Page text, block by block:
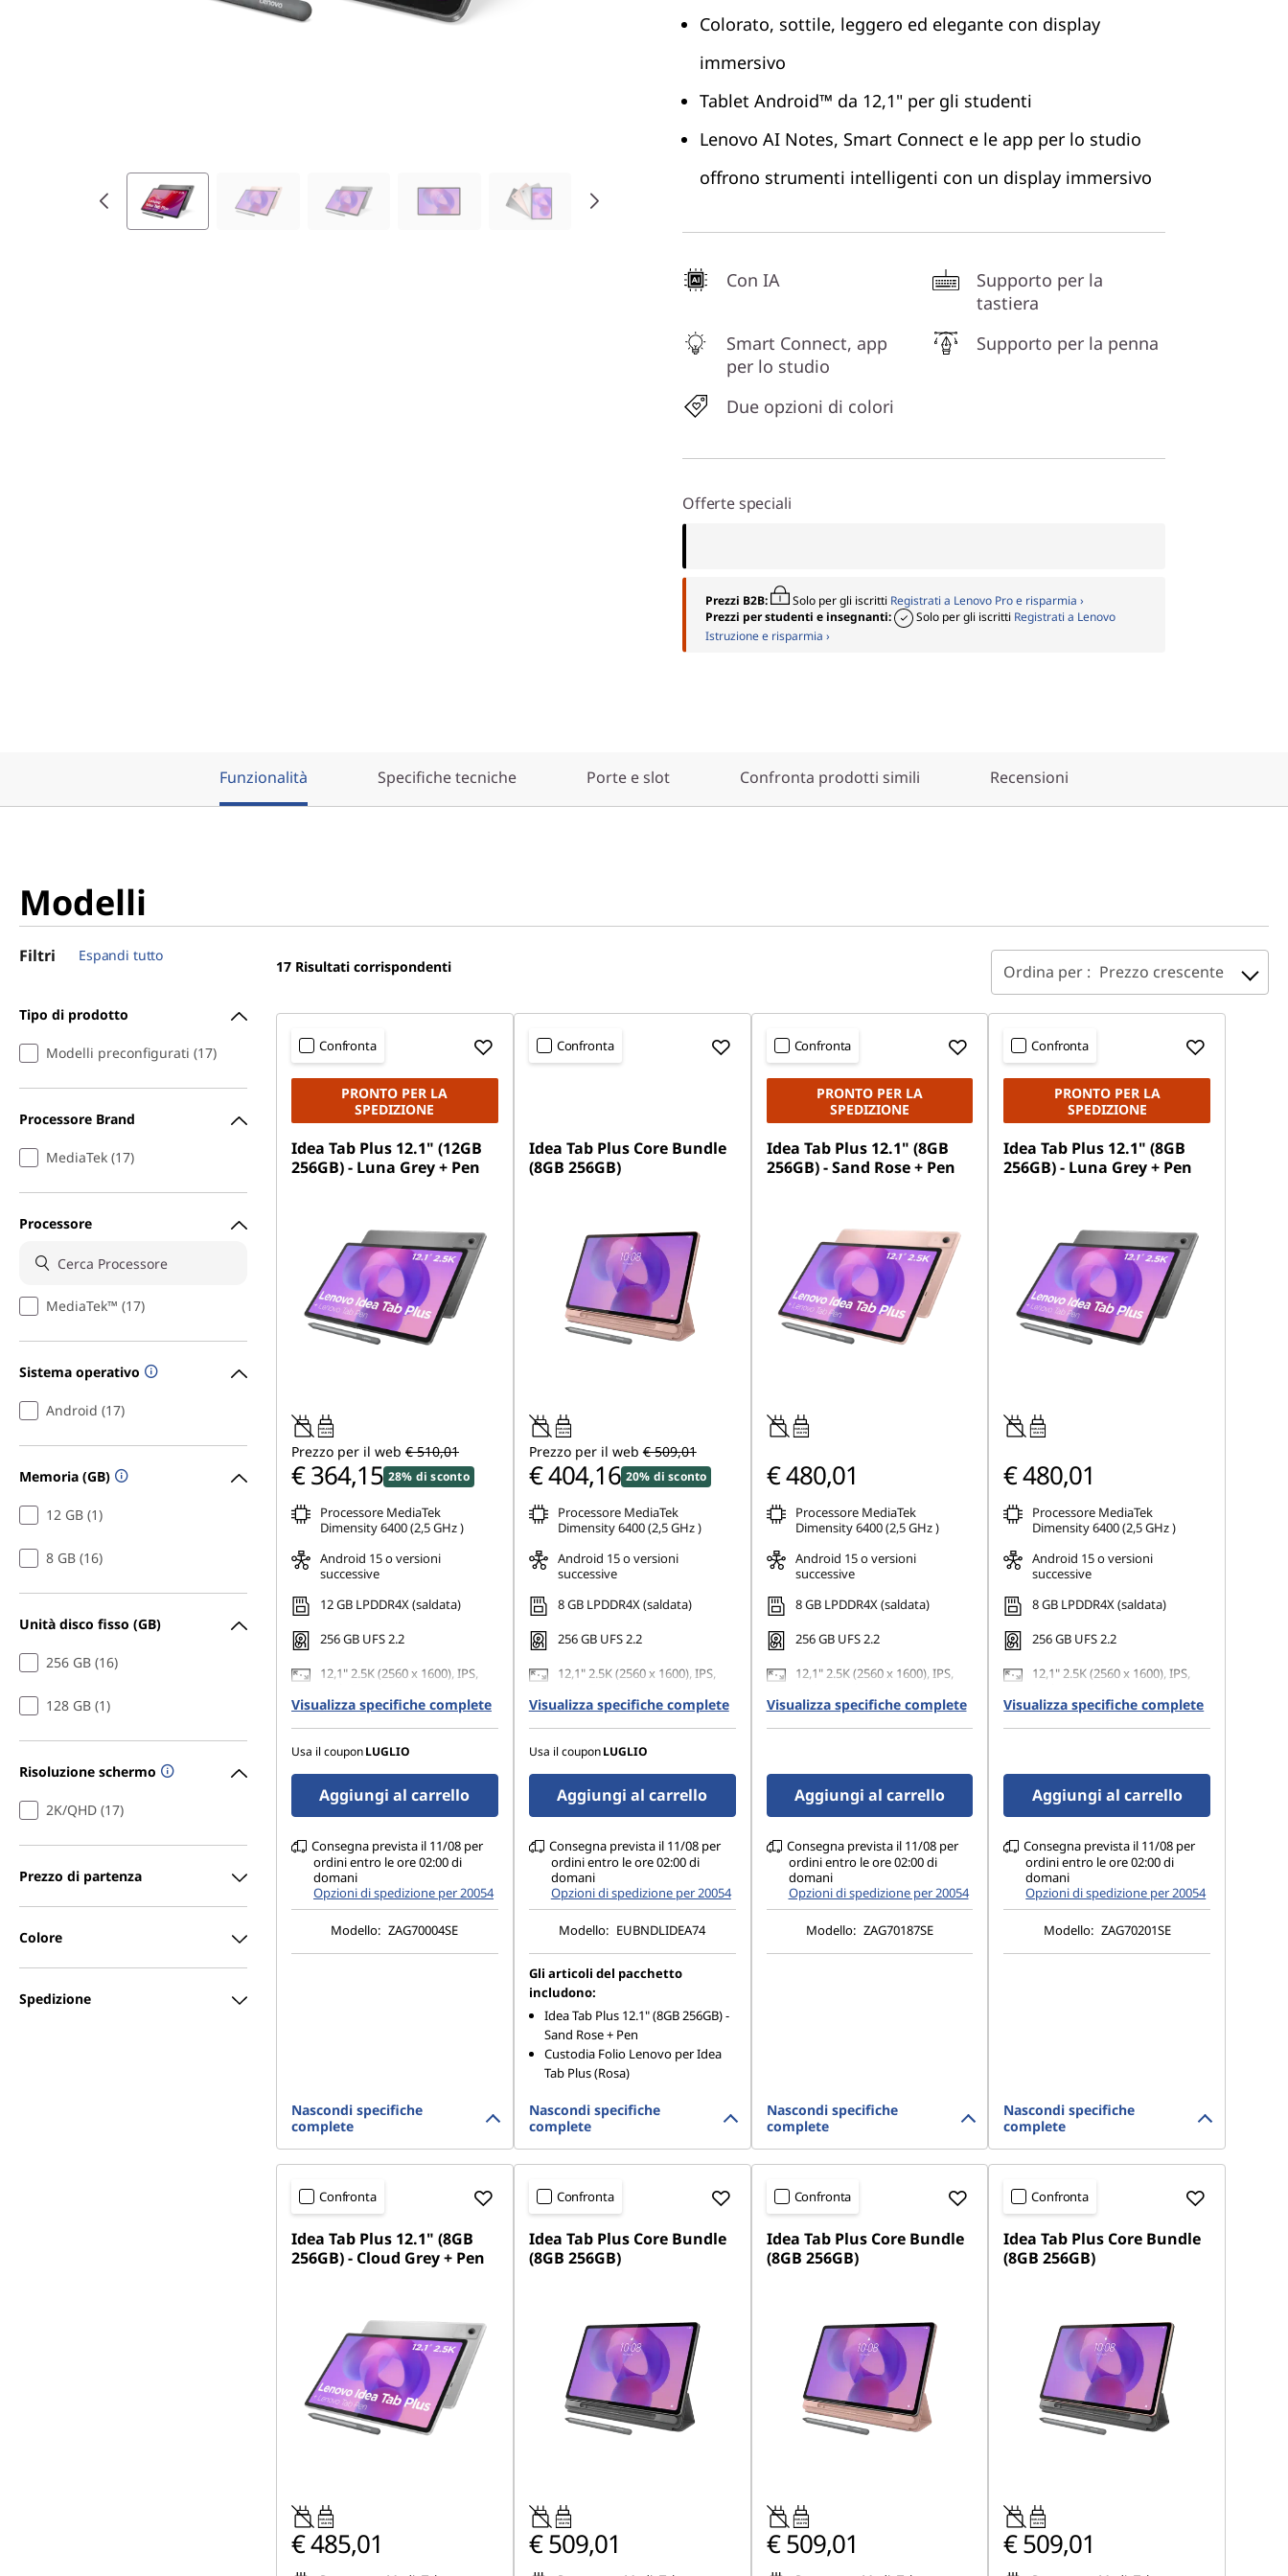
Colorato, sottile, leggero ed elegante con display
immersivo
Tablet Android™ da 12,1" per gli studenti
Lenovo AI Notes, Smart Connect e le app per lo studio
offrono strumenti intelligenti con un display immersivo
Con IA
Supporto per la
tastiera
Smart Connect, app
per lo studio
Supporto per la penna
Due opzioni di colori
Offerte speciali
Prezzi B2B: Solo per gli iscritti Registrati a Lenovo Pro e risparmia ›
Prezzi per studenti e insegnanti:
Solo per gli iscritti Registrati a Lenovo
Istruzione e risparmia ›
Funzionalità Specifiche tecniche Porte e slot Confronta prodotti simili Recensioni
Modelli
Filtri Espandi tutto
Tipo di prodotto
Modelli preconfigurati (17)
Processore Brand
MediaTek (17)
Processore
MediaTek™ (17)
Sistema operativo
Android (17)
Memoria (GB)
12 GB (1)
8 GB (16)
Unità disco fisso (GB)
256 GB (16)
128 GB (1)
Risoluzione schermo
2K/QHD (17)
Prezzo di partenza
Colore
Spedizione
17 Risultati corrispondenti Ordina per : Prezzo crescente
Confronta
PRONTO PER LA
SPEDIZIONE
Idea Tab Plus 12.1" (12GB
256GB) - Luna Grey + Pen
20W-60W
USB PD
Prezzo per il web € 510,01
€ 364,15 28% di sconto
Processore MediaTek
Dimensity 6400 (2,5 GHz )
Android 15 o versioni
successive
12 GB LPDDR4X (saldata)
256 GB UFS 2.2
12,1" 2.5K (2560 x 1600), IPS,
(Peak)/600 nits (Typical), 90Hz
13 MP AF posteriore + 8 MP FF
anteriore
Visualizza specifiche complete
Usa il couponLUGLIO
Aggiungi al carrello
Consegna prevista il 11/08 per
ordini entro le ore 02:00 di
domani
Opzioni di spedizione per 20054
Modello: ZAG70004SE
Nascondi specifiche
complete
Confronta
Idea Tab Plus Core Bundle
(8GB 256GB)
20W-60W
USB PD
Prezzo per il web € 509,01
€ 404,16 20% di sconto
Processore MediaTek
Dimensity 6400 (2,5 GHz )
Android 15 o versioni
successive
8 GB LPDDR4X (saldata)
256 GB UFS 2.2
12,1" 2.5K (2560 x 1600), IPS,
(Peak)/600 nits (Typical), 90Hz
13 MP AF posteriore + 8 MP FF
anteriore
Visualizza specifiche complete
Usa il couponLUGLIO
Aggiungi al carrello
Consegna prevista il 11/08 per
ordini entro le ore 02:00 di
domani
Opzioni di spedizione per 20054
Modello: EUBNDLIDEA74
Gli articoli del pacchetto
includono:
Idea Tab Plus 12.1" (8GB 256GB) -
Sand Rose + Pen
Custodia Folio Lenovo per Idea
Tab Plus (Rosa)
Nascondi specifiche
complete
Confronta
PRONTO PER LA
SPEDIZIONE
Idea Tab Plus 12.1" (8GB
256GB) - Sand Rose + Pen
20W-60W
USB PD
€ 480,01
Processore MediaTek
Dimensity 6400 (2,5 GHz )
Android 15 o versioni
successive
8 GB LPDDR4X (saldata)
256 GB UFS 2.2
12,1" 2.5K (2560 x 1600), IPS,
(Peak)/600 nits (Typical), 90Hz
13 MP AF posteriore + 8 MP FF
Visualizza specifiche complete
Aggiungi al carrello
Consegna prevista il 11/08 per
ordini entro le ore 02:00 di
domani
Opzioni di spedizione per 20054
Modello: ZAG70187SE
Nascondi specifiche
complete
Confronta
PRONTO PER LA
SPEDIZIONE
Idea Tab Plus 12.1" (8GB
256GB) - Luna Grey + Pen
20W-60W
USB PD
€ 480,01
Processore MediaTek
Dimensity 6400 (2,5 GHz )
Android 15 o versioni
successive
8 GB LPDDR4X (saldata)
256 GB UFS 2.2
12,1" 2.5K (2560 x 1600), IPS,
(Peak)/600 nits (Typical), 90Hz
13 MP AF posteriore + 8 MP FF
Visualizza specifiche complete
Aggiungi al carrello
Consegna prevista il 11/08 per
ordini entro le ore 02:00 di
domani
Opzioni di spedizione per 20054
Modello: ZAG70201SE
Nascondi specifiche
complete
Confronta
Idea Tab Plus 12.1" (8GB
256GB) - Cloud Grey + Pen
20W-60W
USB PD
€ 485,01
Confronta
Idea Tab Plus Core Bundle
(8GB 256GB)
20W-60W
USB PD
€ 509,01
Confronta
Idea Tab Plus Core Bundle
(8GB 256GB)
20W-60W
USB PD
€ 509,01
Confronta
Idea Tab Plus Core Bundle
(8GB 256GB)
20W-60W
USB PD
€ 509,01